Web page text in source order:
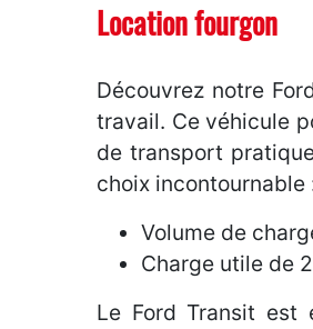
Location fourgon
Découvrez notre
travail. Ce véhicule
de transport
choix incontournable
Volume de
Charge utile de
Le Ford Transit est